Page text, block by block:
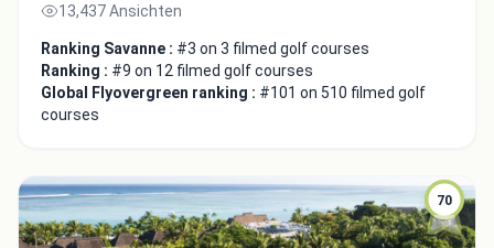
13,437 Ansichten
Ranking Savanne : #3 on 3 filmed golf courses
Ranking : #9 on 12 filmed golf courses
Global Flyovergreen ranking : #101 on 510 filmed golf
courses
70